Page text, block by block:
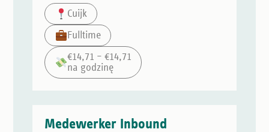
Cuijk
Fulltime
€14,71 – €14,71
na godzinę
Medewerker Inbound